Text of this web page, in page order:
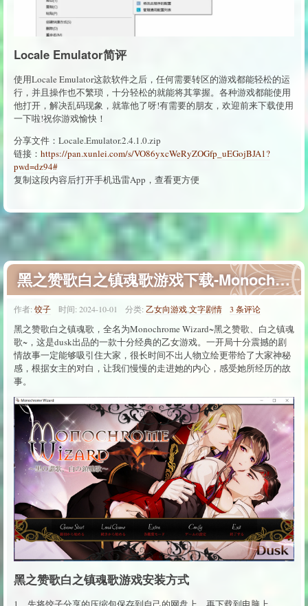
Locale Emulator简评
使用Locale Emulator这款软件之后，任何需要转区的游戏都能轻松的运
行，并且操作也不繁琐，十分轻松的就能将其掌握。各种游戏都能使用
他打开，解决乱码现象，就靠他了呀!有需要的朋友，欢迎前来下载使用
一下啦!祝你游戏愉快！
分享文件：Locale.Emulator.2.4.1.0.zip
链接： https://pan.xunlei.com/s/VO86yxcWeRyZOGfp_uEGojBJA1?
pwd=dz94#
复制这段内容后打开手机迅雷App，查看更方便
黑之赞歌白之镇魂歌游戏下载-Monochrome Wizard黑之赞歌白之镇魂歌下载
作者: 饺子 时间: 2024-10-01 分类: 乙女向游戏文字剧情 3 条评论
黑之赞歌白之镇魂歌，全名为Monochrome Wizard~黑之赞歌、白之镇魂
歌~，这是dusk出品的一款十分经典的乙女游戏。一开局十分震撼的剧
情故事一定能够吸引住大家，很长时间不出人物立绘更带给了大家神秘
感，根据女主的对白，让我们慢慢的走进她的内心，感受她所经历的故
事。
黑之赞歌白之镇魂歌游戏安装方式